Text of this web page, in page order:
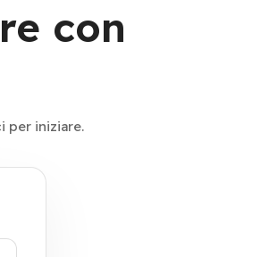
con
per iniziare.